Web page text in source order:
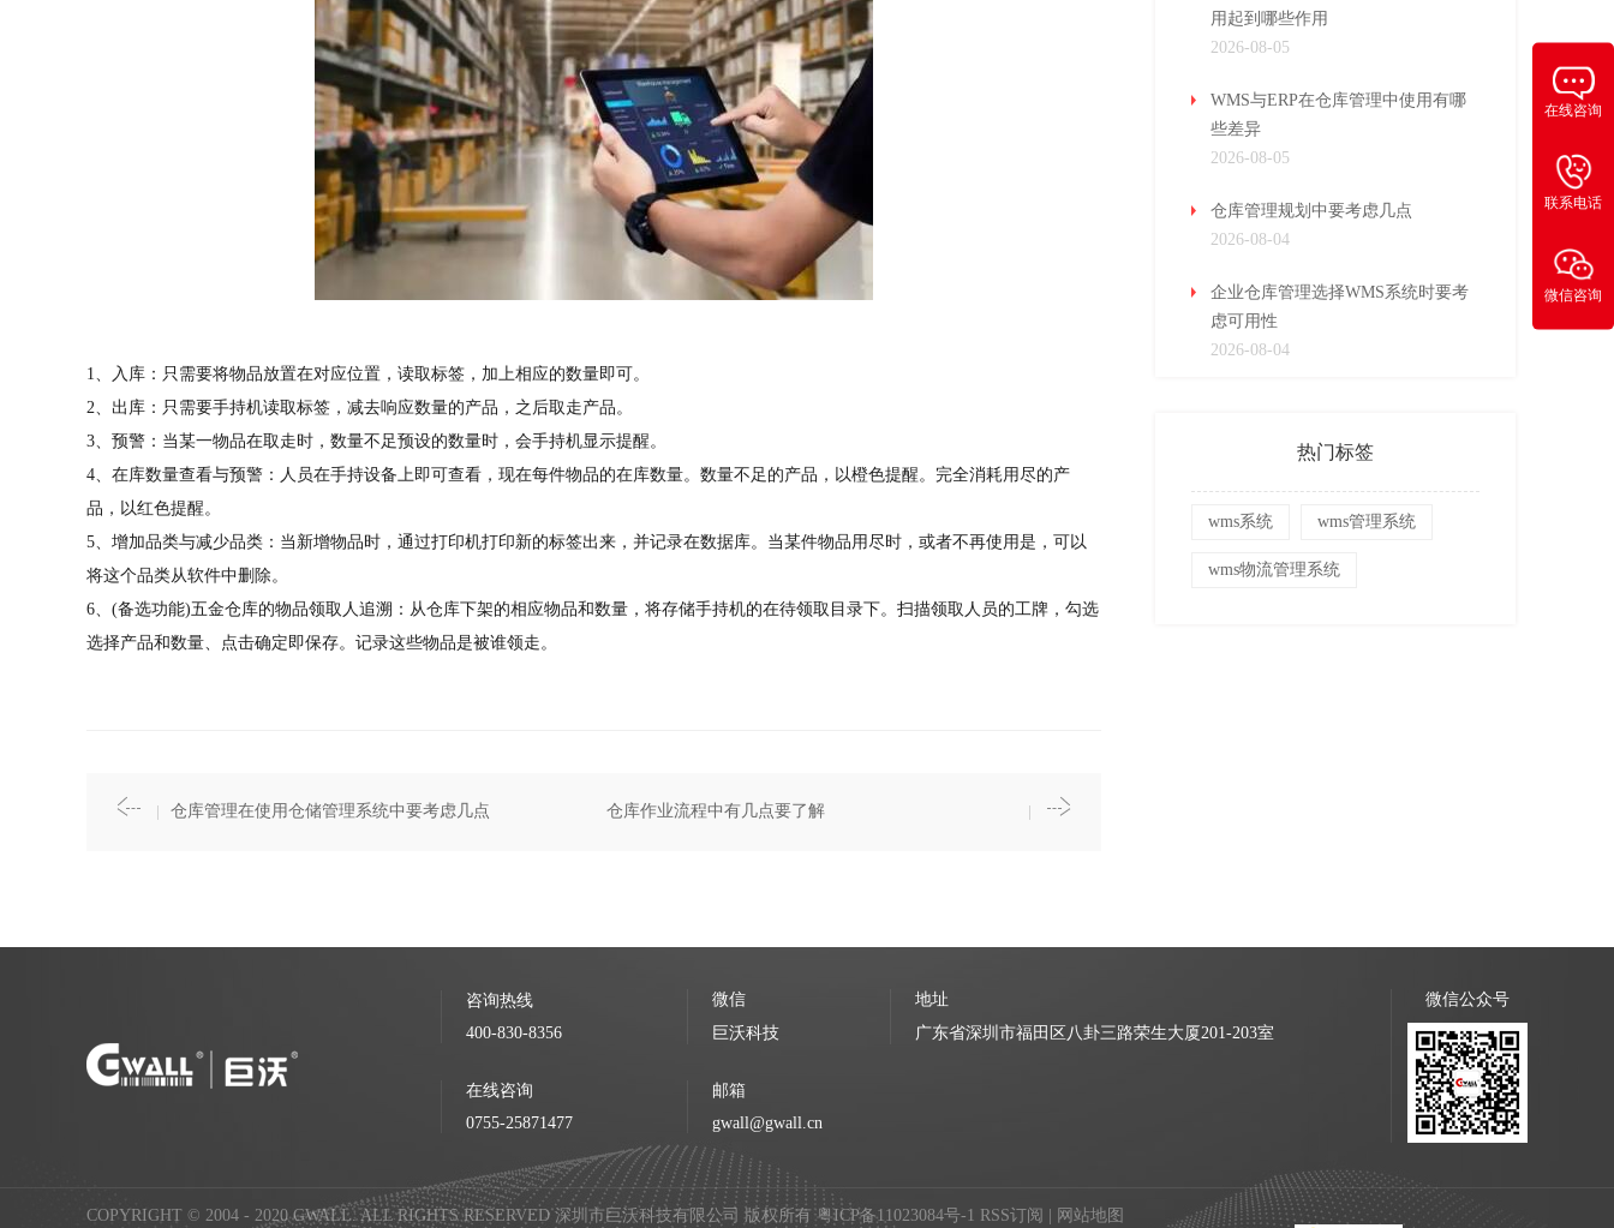
1、入库：只需要将物品放置在对应位置，读取标签，加上相应的数量即可。
2、出库：只需要手持机读取标签，减去响应数量的产品，之后取走产品。
3、预警：当某一物品在取走时，数量不足预设的数量时，会手持机显示提醒。
4、在库数量查看与预警：人员在手持设备上即可查看，现在每件物品的在库数量。数量不足的产品，以橙色提醒。完全消耗用尽的产
品，以红色提醒。
5、增加品类与减少品类：当新增物品时，通过打印机打印新的标签出来，并记录在数据库。当某件物品用尽时，或者不再使用是，可以
将这个品类从软件中删除。
6、(备选功能)五金仓库的物品领取人追溯：从仓库下架的相应物品和数量，将存储手持机的在待领取目录下。扫描领取人员的工牌，勾选
选择产品和数量、点击确定即保存。记录这些物品是被谁领走。
仓库管理在使用仓储管理系统中要考虑几点 仓库作业流程中有几点要了解
用起到哪些作用
2026-08-05
WMS与ERP在仓库管理中使用有哪
些差异
2026-08-05
仓库管理规划中要考虑几点
2026-08-04
企业仓库管理选择WMS系统时要考
虑可用性
2026-08-04
热门标签
wms系统 wms管理系统
wms物流管理系统
咨询热线
400-830-8356
微信
巨沃科技
地址
广东省深圳市福田区八卦三路荣生大厦201-203室
在线咨询
0755-25871477
邮箱
gwall@gwall.cn
微信公众号
COPYRIGHT © 2004 - 2020 GWALL. ALL RIGHTS RESERVED 深圳市巨沃科技有限公司 版权所有粤ICP备11023084号-1 RSS订阅 网站地图
在线咨询
联系电话
微信咨询